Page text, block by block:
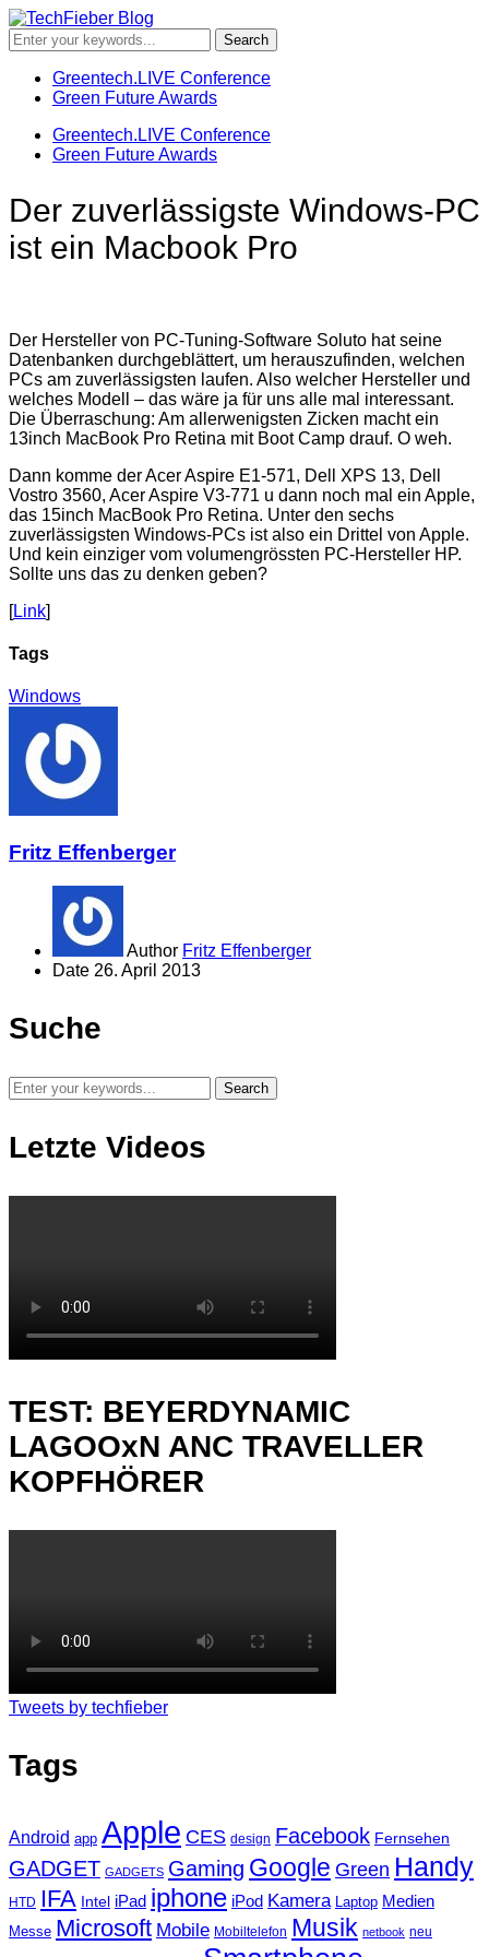
Greentech.LIVE Conference
Green Future Awards
Greentech.LIVE Conference
Green Future Awards
Der zuverlässigste Windows-PC
ist ein Macbook Pro
Der Hersteller von PC-Tuning-Software Soluto hat seine
Datenbanken durchgeblättert, um herauszufinden, welchen
PCs am zuverlässigsten laufen. Also welcher Hersteller und
welches Modell – das wäre ja für uns alle mal interessant.
Die Überraschung: Am allerwenigsten Zicken macht ein
13inch MacBook Pro Retina mit Boot Camp drauf. O weh.
Dann komme der Acer Aspire E1-571, Dell XPS 13, Dell
Vostro 3560, Acer Aspire V3-771 u dann noch mal ein Apple,
das 15inch MacBook Pro Retina. Unter den sechs
zuverlässigsten Windows-PCs ist also ein Drittel von Apple.
Und kein einziger vom volumengrössten PC-Hersteller HP.
Sollte uns das zu denken geben?
[Link]
Tags
Windows
Fritz Effenberger
Author Fritz Effenberger
Date 26. April 2013
Suche
Letzte Videos
TEST: BEYERDYNAMIC
LAGOOxN ANC TRAVELLER
KOPFHÖRER
Tweets by techfieber
Tags
Android app Apple CES design Facebook Fernsehen
GADGET GADGETS Gaming Google Green Handy
HTD IFA Intel iPad iphone iPod Kamera Laptop Medien
Messe Microsoft Mobile Mobiltelefon Musik netbook neu